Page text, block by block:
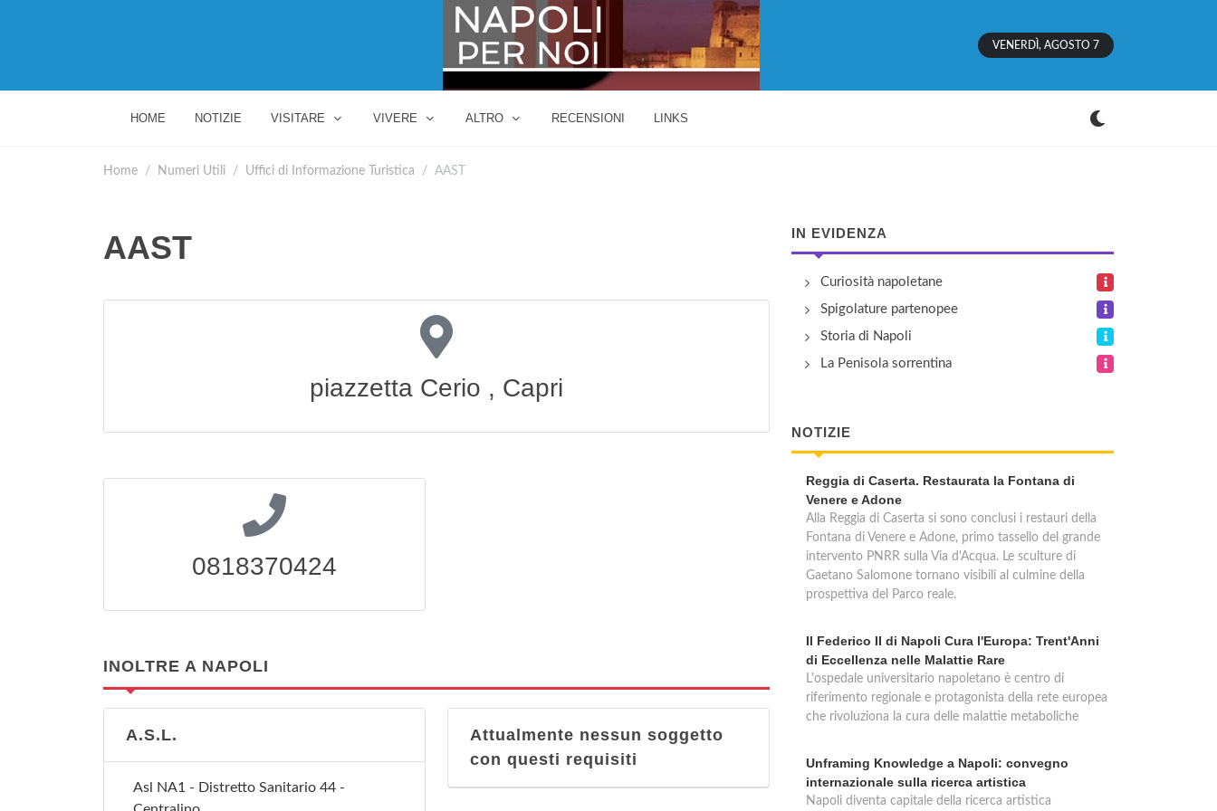
VENERDÌ, AGOSTO 7
HOME NOTIZIE VISITARE VIVERE ALTRO RECENSIONI LINKS
Home Numeri Utili Uffici di Informazione Turistica AAST
AAST
piazzetta Cerio , Capri
0818370424
INOLTRE A NAPOLI
A.S.L.
Asl NA1 - Distretto Sanitario 44 -
Attualmente nessun soggetto
con questi requisiti
IN EVIDENZA
Curiosità napoletane
Spigolature partenopee
Storia di Napoli
La Penisola sorrentina
NOTIZIE
Reggia di Caserta. Restaurata la Fontana di
Venere e Adone
Alla Reggia di Caserta si sono conclusi i restauri della
Fontana di Venere e Adone, primo tassello del grande
intervento PNRR sulla Via d'Acqua. Le sculture di
Gaetano Salomone tornano visibili al culmine della
prospettiva del Parco reale.
Il Federico II di Napoli Cura l'Europa: Trent'Anni
di Eccellenza nelle Malattie Rare
L'ospedale universitario napoletano è centro di
riferimento regionale e protagonista della rete europea
che rivoluziona la cura delle malattie metaboliche
Unframing Knowledge a Napoli: convegno
internazionale sulla ricerca artistica
Napoli diventa capitale della ricerca artistica